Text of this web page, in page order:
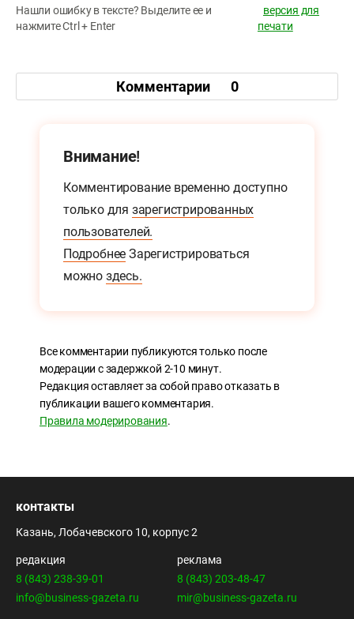
Нашли ошибку в тексте? Выделите ее и
нажмите Ctrl + Enter
версия для
печати
Комментарии 0
Внимание!
Комментирование временно доступно
только для зарегистрированных
пользователей.
Подробнее Зарегистрироваться
можно здесь.
Все комментарии публикуются только после
модерации с задержкой 2-10 минут.
Редакция оставляет за собой право отказать в
публикации вашего комментария.
Правила модерирования.
контакты
Казань, Лобачевского 10, корпус 2
редакция
8 (843) 238-39-01
info@business-gazeta.ru
реклама
8 (843) 203-48-47
mir@business-gazeta.ru